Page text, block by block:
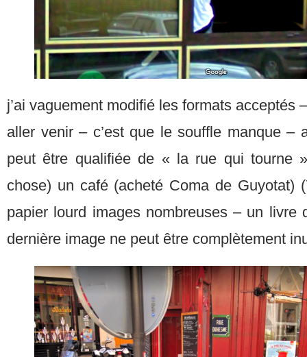
j’ai vaguement modifié les formats acceptés
aller venir – c’est que le souffle manque –
peut être qualifiée de « la rue qui tourne
chose) un café (acheté Coma de Guyotat)
papier lourd images nombreuses – un livre
dernière image ne peut être complètement